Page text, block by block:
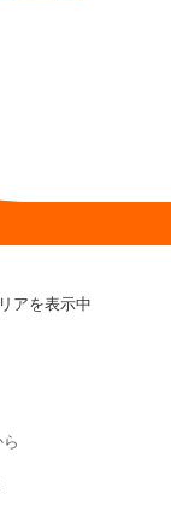
アを表示中